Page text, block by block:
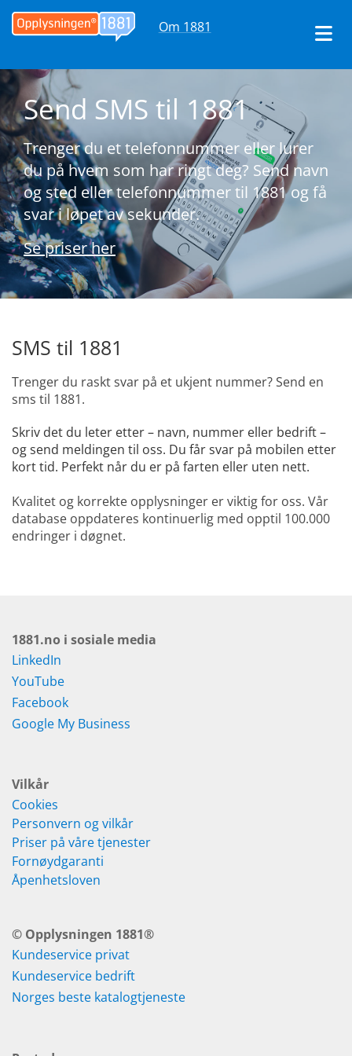
Om 1881
Send SMS til 1881
Trenger du et telefonnummer eller lurer
du på hvem som har ringt deg? Send navn
og sted eller telefonnummer til 1881 og få
svar i løpet av sekunder.
Se priser her
SMS til 1881
Trenger du raskt svar på et ukjent nummer? Send en
sms til 1881.
Skriv det du leter etter – navn, nummer eller bedrift –
og send meldingen til oss. Du får svar på mobilen etter
kort tid. Perfekt når du er på farten eller uten nett.
Kvalitet og korrekte opplysninger er viktig for oss. Vår
database oppdateres kontinuerlig med opptil 100.000
endringer i døgnet.
1881.no i sosiale media
LinkedIn
YouTube
Facebook
Google My Business
Vilkår
Cookies
Personvern og vilkår
Priser på våre tjenester
Fornøydgaranti
Åpenhetsloven
© Opplysningen 1881®
Kundeservice privat
Kundeservice bedrift
Norges beste katalogtjeneste